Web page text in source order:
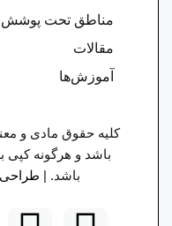
مناطق تحت پوشش
مقالات
آموزش‌ها
کلیه حقوق مادی و
باشد و هرگونه کپی
باشد. |